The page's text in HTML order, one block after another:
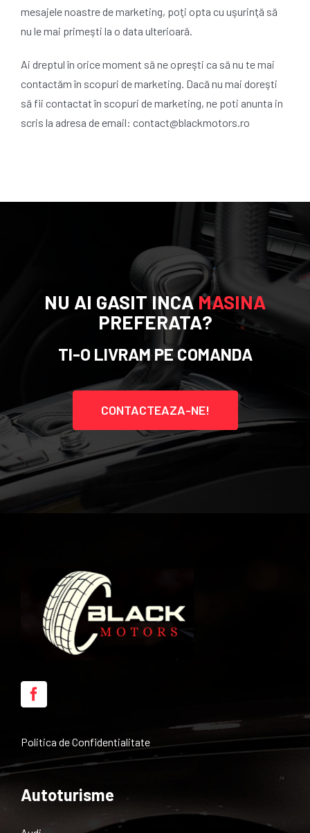
mesajele noastre de marketing, poţi opta cu uşurinţă să
nu le mai primeşti la o data ulterioară.
Ai dreptul în orice moment să ne opreşti ca să nu te mai
contactăm în scopuri de marketing. Dacă nu mai doreşti
să fii contactat în scopuri de marketing, ne poti anunta in
scris la adresa de email: contact@blackmotors.ro
NU AI GASIT INCAMASINA
PREFERATA?
TI-O LIVRAM PE COMANDA
CONTACTEAZA-NE!
Politica de Confidentialitate
Autoturisme